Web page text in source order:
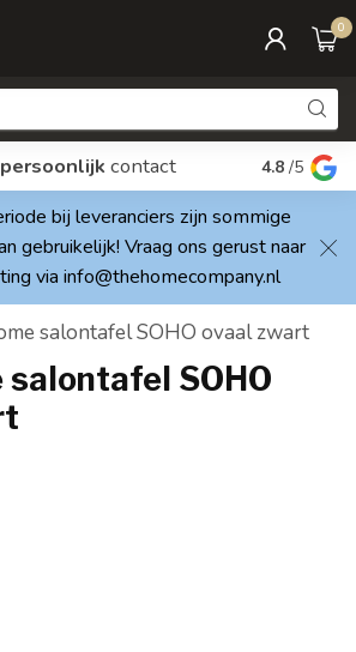
0
persoonlijk contact Elke dag
4.8 /5
bij leveranciers zijn sommige
gebruikelijk! Vraag ons gerust naar
via info@thehomecompany.nl
salontafel SOHO ovaal zwart
salontafel SOHO